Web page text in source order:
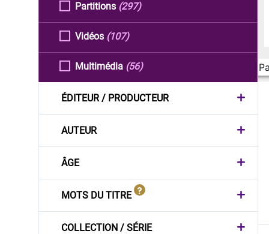
Partitions (297)
Vidéos (107)
Multimédia (56)
ÉDITEUR / PRODUCTEUR
AUTEUR
ÂGE
MOTS DU TITRE
COLLECTION / SÉRIE